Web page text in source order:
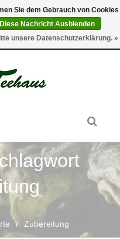
/ Zubereitung
Sie dem Gebrauch von Cookies
Diese Nachricht Ausblenden
unsere Datenschutzerklärung. »